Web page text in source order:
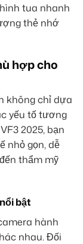
tua nhanh
thẻ nhớ
hợp cho
không chỉ dựa
yếu tố tương
2025, bạn
nhỏ gọn, dễ
thẩm mỹ
bật
hành
nhau. Đối